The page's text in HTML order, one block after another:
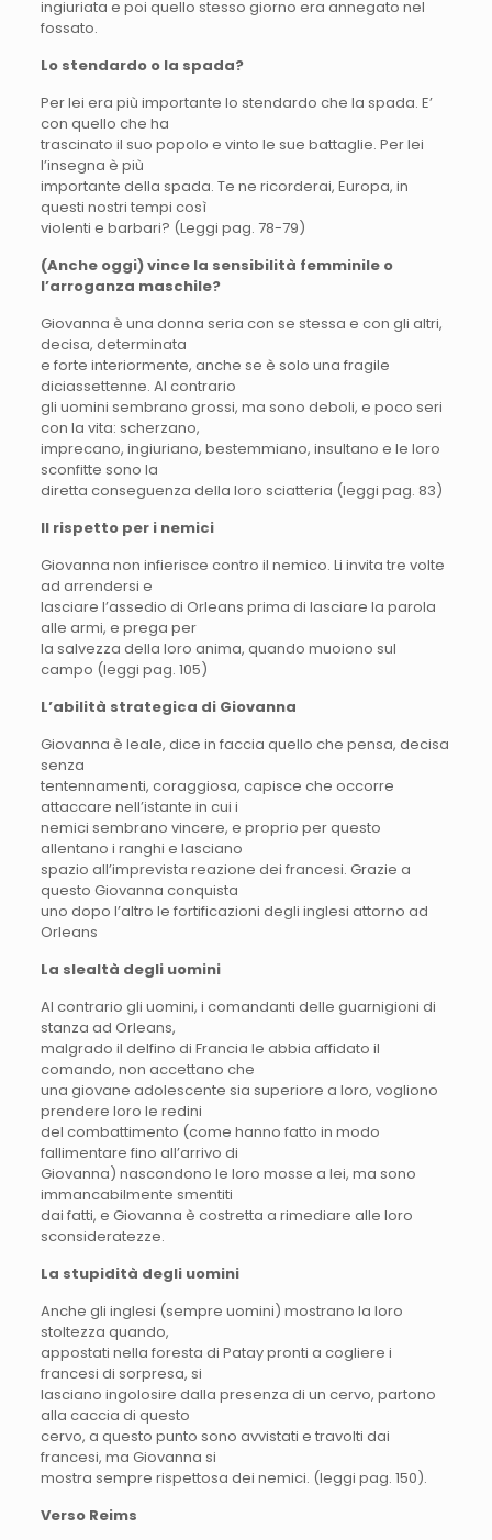
ingiuriata e poi quello stesso giorno era annegato nel
fossato.
Lo stendardo o la spada?
Per lei era più importante lo stendardo che la spada. E’
con quello che ha
trascinato il suo popolo e vinto le sue battaglie. Per lei
l’insegna è più
importante della spada. Te ne ricorderai, Europa, in
questi nostri tempi così
violenti e barbari? (Leggi pag. 78-79)
(Anche oggi) vince la sensibilità femminile o
l’arroganza maschile?
Giovanna è una donna seria con se stessa e con gli altri,
decisa, determinata
e forte interiormente, anche se è solo una fragile
diciassettenne. Al contrario
gli uomini sembrano grossi, ma sono deboli, e poco seri
con la vita: scherzano,
imprecano, ingiuriano, bestemmiano, insultano e le loro
sconfitte sono la
diretta conseguenza della loro sciatteria (leggi pag. 83)
Il rispetto per i nemici
Giovanna non infierisce contro il nemico. Li invita tre volte
ad arrendersi e
lasciare l’assedio di Orleans prima di lasciare la parola
alle armi, e prega per
la salvezza della loro anima, quando muoiono sul
campo (leggi pag. 105)
L’abilità strategica di Giovanna
Giovanna è leale, dice in faccia quello che pensa, decisa
senza
tentennamenti, coraggiosa, capisce che occorre
attaccare nell’istante in cui i
nemici sembrano vincere, e proprio per questo
allentano i ranghi e lasciano
spazio all’imprevista reazione dei francesi. Grazie a
questo Giovanna conquista
uno dopo l’altro le fortificazioni degli inglesi attorno ad
Orleans
La slealtà degli uomini
Al contrario gli uomini, i comandanti delle guarnigioni di
stanza ad Orleans,
malgrado il delfino di Francia le abbia affidato il
comando, non accettano che
una giovane adolescente sia superiore a loro, vogliono
prendere loro le redini
del combattimento (come hanno fatto in modo
fallimentare fino all’arrivo di
Giovanna) nascondono le loro mosse a lei, ma sono
immancabilmente smentiti
dai fatti, e Giovanna è costretta a rimediare alle loro
sconsideratezze.
La stupidità degli uomini
Anche gli inglesi (sempre uomini) mostrano la loro
stoltezza quando,
appostati nella foresta di Patay pronti a cogliere i
francesi di sorpresa, si
lasciano ingolosire dalla presenza di un cervo, partono
alla caccia di questo
cervo, a questo punto sono avvistati e travolti dai
francesi, ma Giovanna si
mostra sempre rispettosa dei nemici. (leggi pag. 150).
Verso Reims